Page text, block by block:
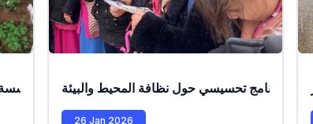
عمليات تدخل ميدانية من طرف عمال مؤسسة
برنامج تحسيسي حول نظافة المحيط والبيئة
26 Jan 2026